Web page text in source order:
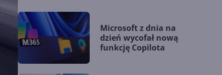
Microsoft z dnia na
dzień wycofał nową
funkcję Copilota